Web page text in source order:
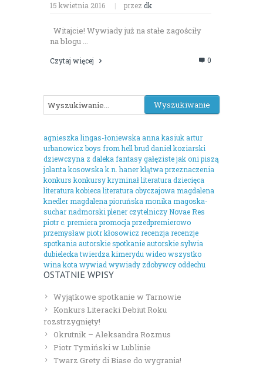
15 kwietnia 2016 | przez dk
Witajcie! Wywiady już na stałe zagościły
na blogu ...
Czytaj więcej 0
agnieszka lingas-łoniewska anna kasiuk artur
urbanowicz boys from hellbruddaniel koziarski
dziewczyna z dalekafantasygałęzistejak oni piszą
jolanta kosowskak.n. hanerklątwa przeznaczenia
konkurs konkursykryminałliteratura dziecięca
literatura kobiecaliteratura obyczajowa magdalena
knedler magdalena pioruńska monika magoska-
suchar nadmorski plener czytelniczy Novae Res
piotr c. premierapromocjaprzedpremierowo
przemysław piotr kłosowicz recenzja recenzje
spotkania autorskiespotkanie autorskiesylwia
dubieleckatwierdza kimeryduwideowszystko
wina kotawywiadwywiady zdobywcy oddechu
OSTATNIE WPISY
Wyjątkowe spotkanie w Tarnowie
Konkurs Literacki Debiut Roku
rozstrzygnięty!
Okrutnik – Aleksandra Rozmus
Piotr Tymiński w Lublinie
Twarz Grety di Biase do wygrania!